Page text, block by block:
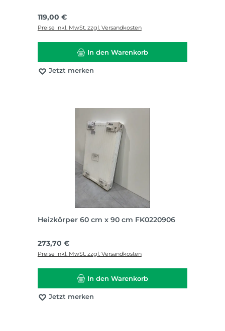
Regulärer Preis:
119,00 €
Preise inkl. MwSt. zzgl. Versandkosten
In den Warenkorb
Jetzt merken
Heizkörper 60 cm x 90 cm FK0220906
Regulärer Preis:
273,70 €
Preise inkl. MwSt. zzgl. Versandkosten
In den Warenkorb
Jetzt merken